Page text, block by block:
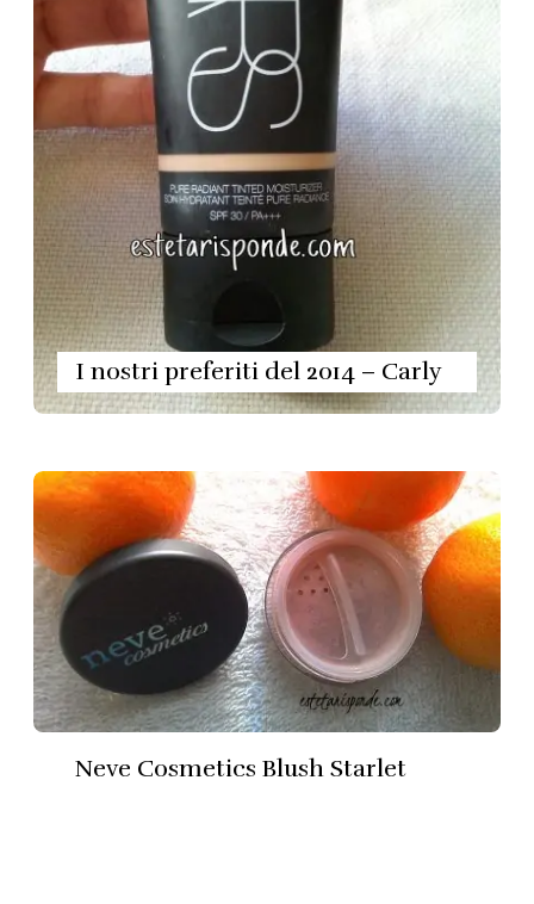
I nostri preferiti del 2014 – Carly
Neve Cosmetics Blush Starlet